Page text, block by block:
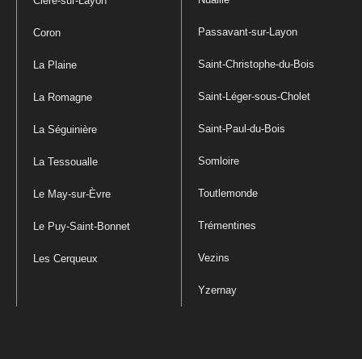
Coron
La Plaine
La Romagne
La Séguinière
La Tessoualle
Le May-sur-Èvre
Le Puy-Saint-Bonnet
Les Cerqueux
Passavant-sur-Layon
Saint-Christophe-du-Bois
Saint-Léger-sous-Cholet
Saint-Paul-du-Bois
Somloire
Toutlemonde
Trémentines
Vezins
Yzernay